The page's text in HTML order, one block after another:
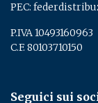
PEC:
P.IVA 10493160963
C.F. 80103710150
Seguici sui